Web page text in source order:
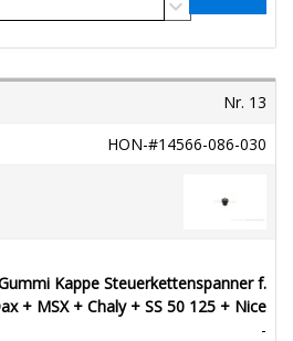
Nr. 13
HON-#14566-086-030
Kappe Steuerkettenspanner f.
+ MSX + Chaly + SS 50 125 + Nice
-